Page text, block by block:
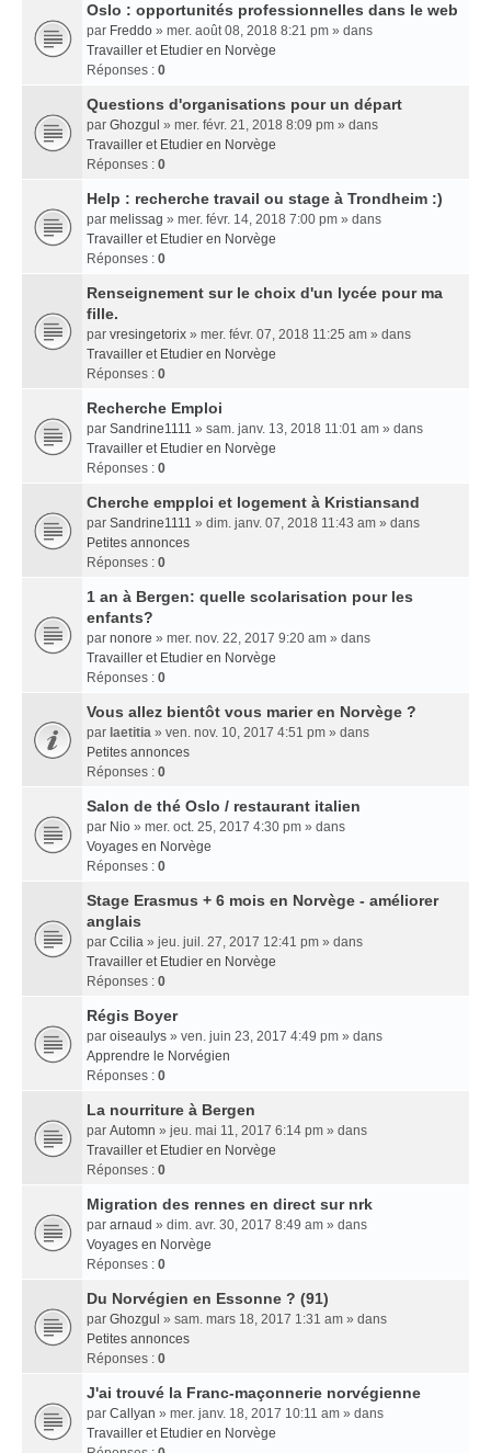
Oslo : opportunités professionnelles dans le web
par Freddo » mer. août 08, 2018 8:21 pm » dans
Travailler et Etudier en Norvège
Réponses : 0
Questions d'organisations pour un départ
par Ghozgul » mer. févr. 21, 2018 8:09 pm » dans
Travailler et Etudier en Norvège
Réponses : 0
Help : recherche travail ou stage à Trondheim :)
par melissag » mer. févr. 14, 2018 7:00 pm » dans
Travailler et Etudier en Norvège
Réponses : 0
Renseignement sur le choix d'un lycée pour ma
fille.
par vresingetorix » mer. févr. 07, 2018 11:25 am » dans
Travailler et Etudier en Norvège
Réponses : 0
Recherche Emploi
par Sandrine1111 » sam. janv. 13, 2018 11:01 am » dans
Travailler et Etudier en Norvège
Réponses : 0
Cherche empploi et logement à Kristiansand
par Sandrine1111 » dim. janv. 07, 2018 11:43 am » dans
Petites annonces
Réponses : 0
1 an à Bergen: quelle scolarisation pour les
enfants?
par nonore » mer. nov. 22, 2017 9:20 am » dans
Travailler et Etudier en Norvège
Réponses : 0
Vous allez bientôt vous marier en Norvège ?
par laetitia » ven. nov. 10, 2017 4:51 pm » dans
Petites annonces
Réponses : 0
Salon de thé Oslo / restaurant italien
par Nio » mer. oct. 25, 2017 4:30 pm » dans
Voyages en Norvège
Réponses : 0
Stage Erasmus + 6 mois en Norvège - améliorer
anglais
par Ccilia » jeu. juil. 27, 2017 12:41 pm » dans
Travailler et Etudier en Norvège
Réponses : 0
Régis Boyer
par oiseaulys » ven. juin 23, 2017 4:49 pm » dans
Apprendre le Norvégien
Réponses : 0
La nourriture à Bergen
par Automn » jeu. mai 11, 2017 6:14 pm » dans
Travailler et Etudier en Norvège
Réponses : 0
Migration des rennes en direct sur nrk
par arnaud » dim. avr. 30, 2017 8:49 am » dans
Voyages en Norvège
Réponses : 0
Du Norvégien en Essonne ? (91)
par Ghozgul » sam. mars 18, 2017 1:31 am » dans
Petites annonces
Réponses : 0
J'ai trouvé la Franc-maçonnerie norvégienne
par Callyan » mer. janv. 18, 2017 10:11 am » dans
Travailler et Etudier en Norvège